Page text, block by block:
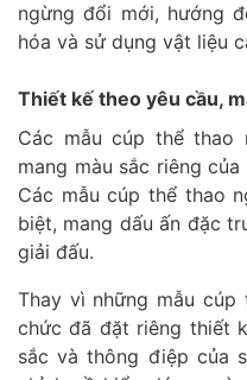
ngừng đổi mới, hướng
hóa và sử dụng vật liệu
Thiết kế theo yêu cầu,
Các mẫu cúp thể
mang màu sắc riêng
Các mẫu cúp thể thao
biệt, mang dấu ấn đặc
giải đấu.
Thay vì những mẫu
chức đã đặt riêng thiết
sắc và thông điệp của